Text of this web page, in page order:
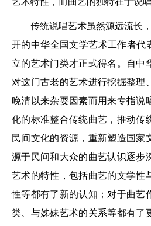
传统说唱艺术虽然源远流长
开的中华全国文学艺术工作者代
立的艺术门类才正式得名。自中
对这门古老的艺术进行挖掘整理
晚清以来杂耍因素而用来专指说
化的标准整合传统曲艺，推动传
民间文化的资源，重新塑造国家
源于民间和大众的曲艺认识逐步
艺术的特性，包括曲艺的文学性
性等都有了新的认知；对于曲艺
类、与姊妹艺术的关系等都有了